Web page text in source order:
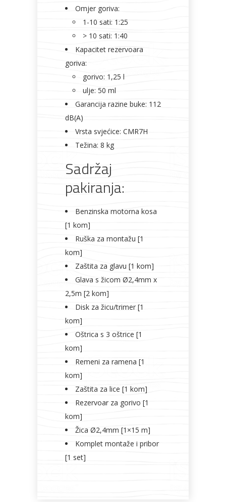
Omjer goriva:
1-10 sati: 1:25
> 10 sati: 1:40
Kapacitet rezervoara
goriva:
gorivo: 1,25 l
ulje: 50 ml
Garancija razine buke: 112
dB(A)
Vrsta svjećice: CMR7H
Težina: 8 kg
Sadržaj
pakiranja:
Benzinska motorna kosa
[1 kom]
Ruška za montažu [1
kom]
Zaštita za glavu [1 kom]
Glava s žicom Ø2,4mm x
2,5m [2 kom]
Disk za žicu/trimer [1
kom]
Oštrica s 3 oštrice [1
kom]
Remeni za ramena [1
kom]
Zaštita za lice [1 kom]
Rezervoar za gorivo [1
kom]
Žica Ø2,4mm [1×15 m]
Komplet montaže i pribor
[1 set]